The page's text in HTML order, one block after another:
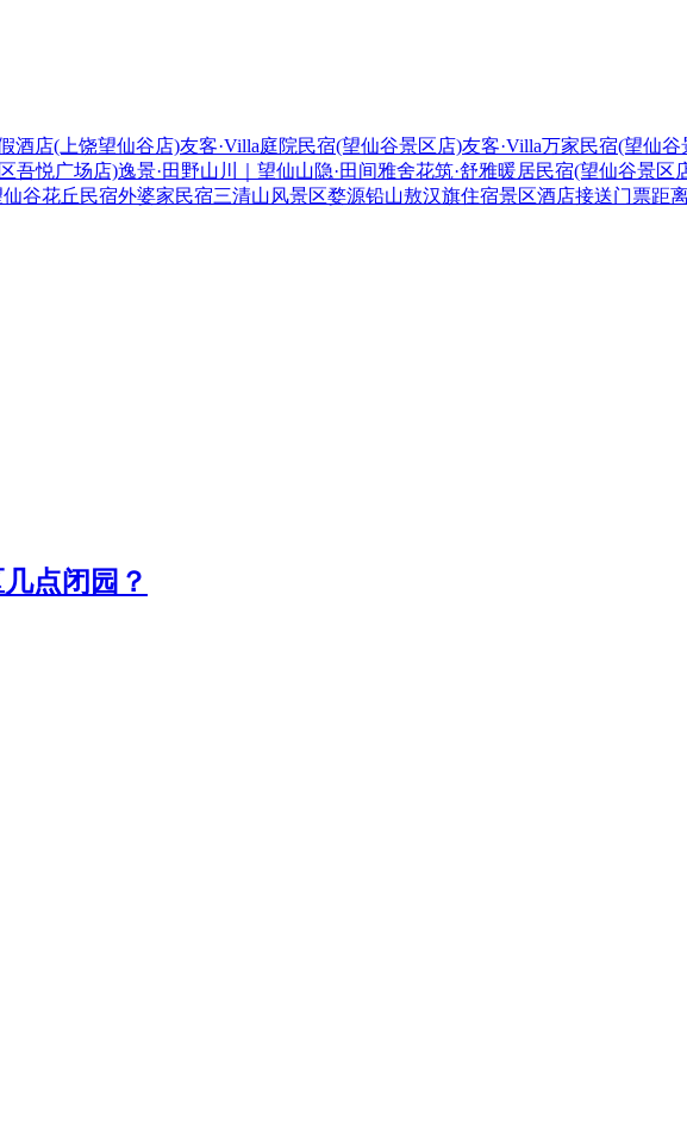
酒店(上饶望仙谷店)友客·Villa庭院民宿(望仙谷景区店)友客·Villa万家民宿(望仙谷
吾悦广场店)逸景·田野山川｜望仙山隐·田间雅舍花筑·舒雅暖居民宿(望仙谷景区
仙谷花丘民宿外婆家民宿三清山风景区婺源铅山敖汉旗住宿景区酒店接送门票距
点闭园？